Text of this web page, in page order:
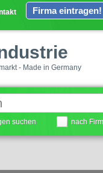
Firma eintragen!
- Made in Germany
suchen nach